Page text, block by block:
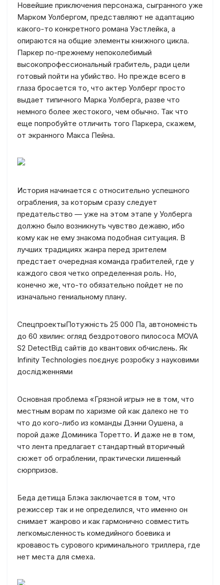
Новейшие приключения персонажа, сыгранного уже
Марком Уолбергом, представляют не адаптацию
какого-то конкретного романа Уэстлейка, а
опираются на общие элементы книжного цикла.
Паркер по-прежнему непоколебимый
высокопрофессиональный грабитель, ради цели
готовый пойти на убийство. Но прежде всего в
глаза бросается то, что актер Уолберг просто
выдает типичного Марка Уолберга, разве что
немного более жестокого, чем обычно. Так что
еще попробуйте отличить того Паркера, скажем,
от экранного Макса Пейна.
История начинается с относительно успешного
ограбления, за которым сразу следует
предательство — уже на этом этапе у Уолберга
должно было возникнуть чувство дежавю, ибо
кому как не ему знакома подобная ситуация. В
лучших традициях жанра перед зрителем
предстает очередная команда грабителей, где у
каждого своя четко определенная роль. Но,
конечно же, что-то обязательно пойдет не по
изначально гениальному плану.
СпецпроектыПотужність 25 000 Па, автономність
до 60 хвилин: огляд бездротового пилососа MOVA
S2 DetectВід сайтів до квантових обчислень. Як
Infinity Technologies поєднує розробку з науковими
дослідженнями
Основная проблема «Грязной игры» не в том, что
местным ворам по харизме ой как далеко не то
что до кого-либо из команды Дэнни Оушена, а
порой даже Доминика Торетто. И даже не в том,
что лента предлагает стандартный вторичный
сюжет об ограблении, практически лишенный
сюрпризов.
Беда детища Блэка заключается в том, что
режиссер так и не определился, что именно он
снимает жанрово и как гармонично совместить
легкомысленность комедийного боевика и
кровавость сурового криминального триллера, где
нет места для смеха.